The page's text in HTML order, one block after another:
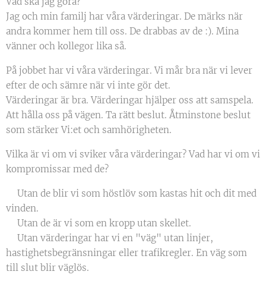
Jag och min familj har våra värderingar. De märks när
andra kommer hem till oss. De drabbas av de :). Mina
vänner och kollegor lika så.
På jobbet har vi våra värderingar. Vi mår bra när vi lever
efter de och sämre när vi inte gör det.
Värderingar är bra. Värderingar hjälper oss att samspela.
Att hålla oss på vägen. Ta rätt beslut. Åtminstone beslut
som stärker Vi:et och samhörigheten.
Vilka är vi om vi sviker våra värderingar? Vad har vi om vi
kompromissar med de?
🌟Utan de blir vi som höstlöv som kastas hit och dit med
vinden.
🌟Utan de är vi som en kropp utan skellet.
🌟Utan värderingar har vi en "väg" utan linjer,
hastighetsbegränsningar eller trafikregler. En väg som
till slut blir väglös.